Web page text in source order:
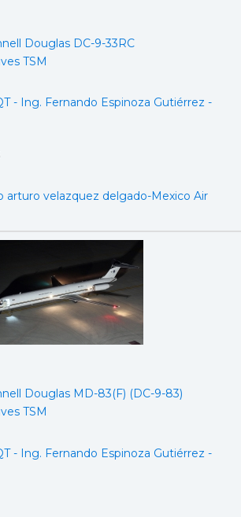
Douglas DC-9-33RC
TSM
- Ing. Fernando Espinoza Gutiérrez -
arturo velazquez delgado-Mexico Air
Douglas MD-83(F) (DC-9-83)
TSM
- Ing. Fernando Espinoza Gutiérrez -